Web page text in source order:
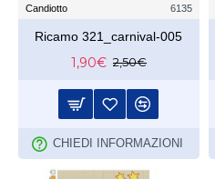
Candiotto 6135
Ricamo 321_carnival-005
1,90€ 2,50€
CHIEDI INFORMAZIONI